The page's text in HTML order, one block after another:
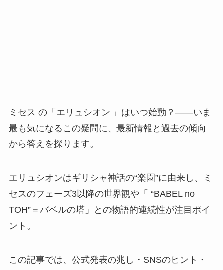
ミセス の「エリュシオン 」はいつ始動？——いま
最も気になるこの疑問に、最新情報と過去の傾向
から答えを探ります。
エリュシオンはギリシャ神話の“楽園”に由来し、ミ
セスのフェーズ3以降の世界観や「 “BABEL no
TOH”＝バベルの塔」との物語的連続性が注目ポイ
ント。
この記事では、公式発表の兆し・SNSのヒント・